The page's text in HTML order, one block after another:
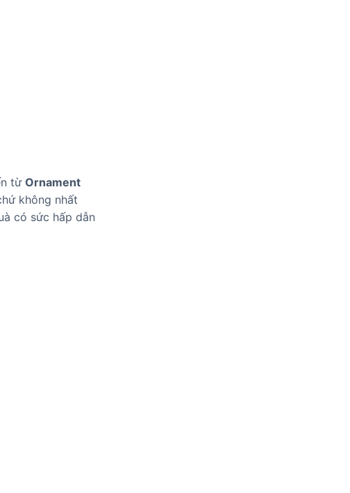
từ Ornament
không nhất
có sức hấp dẫn